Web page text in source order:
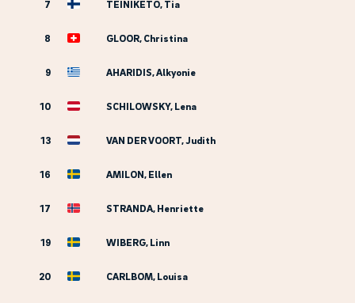
7 TEINIKETO, Tia
8 GLOOR, Christina
9 AHARIDIS, Alkyonie
10 SCHILOWSKY, Lena
13 VAN DER VOORT, Judith
16 AMILON, Ellen
17 STRANDA, Henriette
19 WIBERG, Linn
20 CARLBOM, Louisa